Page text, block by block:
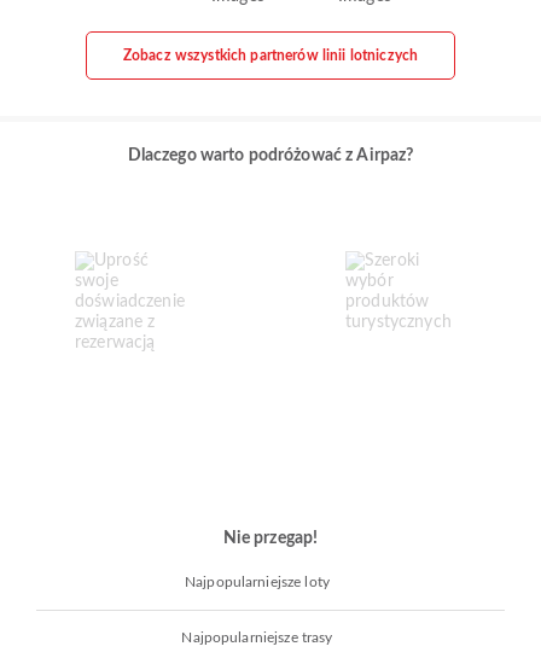
Zobacz wszystkich partnerów linii lotniczych
Dlaczego warto podróżować z Airpaz?
Nie przegap!
Najpopularniejsze loty
Najpopularniejsze trasy